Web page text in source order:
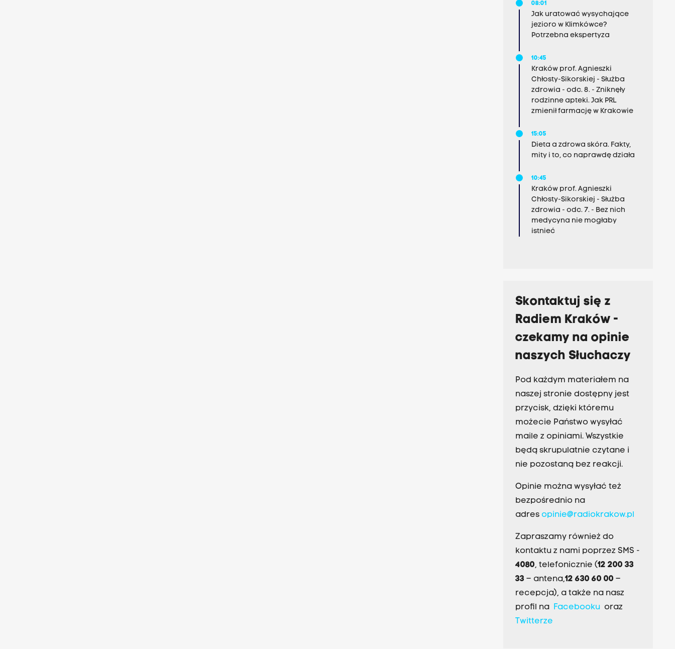
08:01
Jak uratować wysychające
jezioro w Klimkówce?
Potrzebna ekspertyza
10:45
Kraków prof. Agnieszki
Chłosty-Sikorskiej - Służba
zdrowia - odc. 8. - Zniknęły
rodzinne apteki. Jak PRL
zmienił farmację w Krakowie
15:05
Dieta a zdrowa skóra. Fakty,
mity i to, co naprawdę działa
10:45
Kraków prof. Agnieszki
Chłosty-Sikorskiej - Służba
zdrowia - odc. 7. - Bez nich
medycyna nie mogłaby
istnieć
Skontaktuj się z
Radiem Kraków -
czekamy na opinie
naszych Słuchaczy
Pod każdym materiałem na
naszej stronie dostępny jest
przycisk, dzięki któremu
możecie Państwo wysyłać
maile z opiniami. Wszystkie
będą skrupulatnie czytane i
nie pozostaną bez reakcji.
Opinie można wysyłać też
bezpośrednio na
adres opinie@radiokrakow.pl
Zapraszamy również do
kontaktu z nami poprzez SMS -
4080, telefonicznie (12 200 33
33– antena,12 630 60 00 –
recepcja), a także na nasz
profil na Facebookuoraz
Twitterze